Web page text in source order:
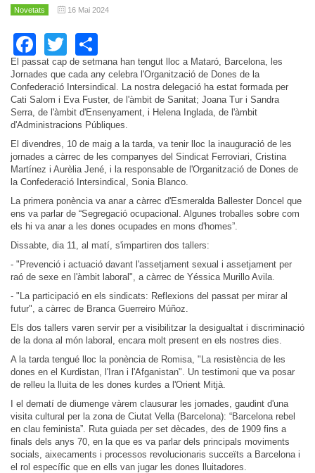
Novetats 16 Mai 2024
Facebook
Twitter
El passat cap de setmana han tengut lloc a Mataró, Barcelona, les
Jornades que cada any celebra l'Organització de Dones de la
Confederació Intersindical. La nostra delegació ha estat formada per
Cati Salom i Eva Fuster, de l'àmbit de Sanitat; Joana Tur i Sandra
Serra, de l'àmbit d'Ensenyament, i Helena Inglada, de l'àmbit
d'Administracions Públiques.
El divendres, 10 de maig a la tarda, va tenir lloc la inauguració de les
jornades a càrrec de les companyes del Sindicat Ferroviari, Cristina
Martínez i Aurèlia Jené, i la responsable de l'Organització de Dones de
la Confederació Intersindical, Sonia Blanco.
La primera ponència va anar a càrrec d'Esmeralda Ballester Doncel que
ens va parlar de “Segregació ocupacional. Algunes troballes sobre com
els hi va anar a les dones ocupades en mons d'homes”.
Dissabte, dia 11, al matí, s'impartiren dos tallers:
- "Prevenció i actuació davant l'assetjament sexual i assetjament per
raó de sexe en l'àmbit laboral", a càrrec de Yéssica Murillo Avila.
- "La participació en els sindicats: Reflexions del passat per mirar al
futur", a càrrec de Branca Guerreiro Múñoz.
Els dos tallers varen servir per a visibilitzar la desigualtat i discriminació
de la dona al món laboral, encara molt present en els nostres dies.
A la tarda tengué lloc la ponència de Romisa, "La resistència de les
dones en el Kurdistan, l'Iran i l'Afganistan". Un testimoni que va posar
de relleu la lluita de les dones kurdes a l'Orient Mitjà.
I el dematí de diumenge vàrem clausurar les jornades, gaudint d'una
visita cultural per la zona de Ciutat Vella (Barcelona): “Barcelona rebel
en clau feminista”. Ruta guiada per set dècades, des de 1909 fins a
finals dels anys 70, en la que es va parlar dels principals moviments
socials, aixecaments i processos revolucionaris succeïts a Barcelona i
el rol específic que en ells van jugar les dones lluitadores.